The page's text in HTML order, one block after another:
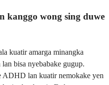
kanggo wong sing duwe
kuatir amarga minangka
bisa nyebabake gugup.
ADHD lan kuatir nemokake yen